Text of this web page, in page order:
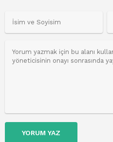
YORUM YAZ